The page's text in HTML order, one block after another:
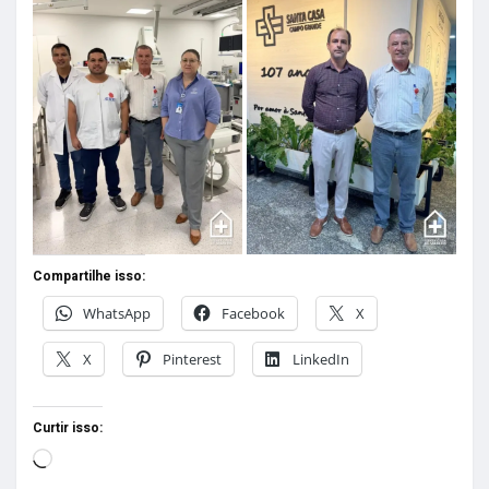
Compartilhe isso:
WhatsApp
Facebook X
X Pinterest LinkedIn
Curtir isso: